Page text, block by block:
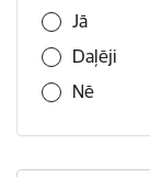
Jā
Daļēji
Nē